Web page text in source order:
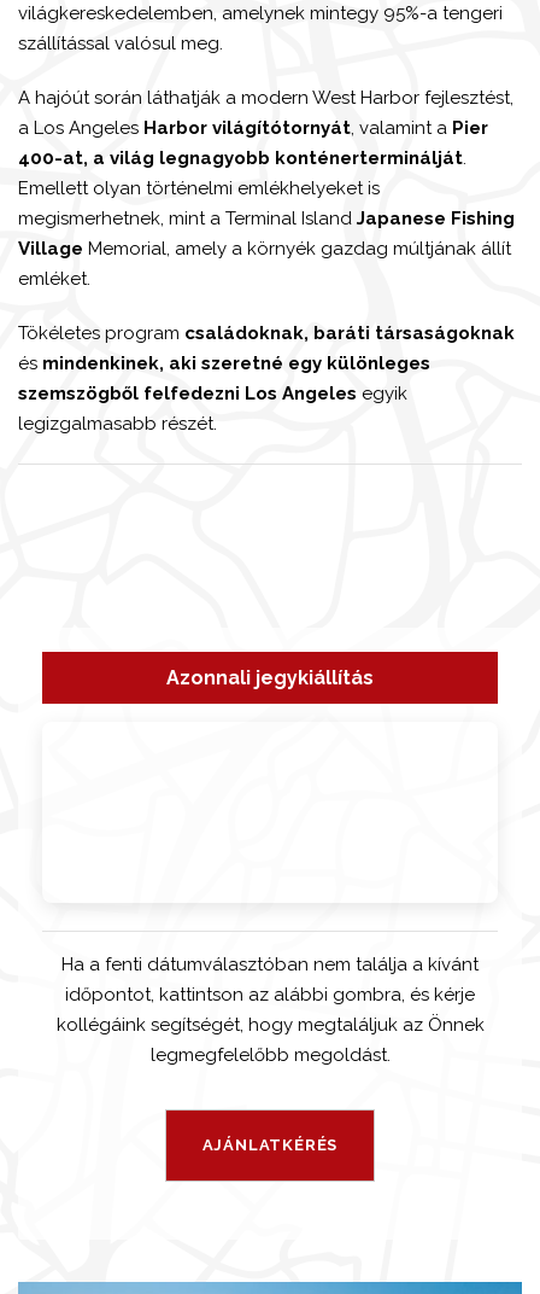
Azonnali jegykiállítás
Ha a fenti dátumválasztóban nem találja a kívánt
időpontot, kattintson az alábbi gombra, és kérje
kollégáink segítségét, hogy megtaláljuk az Önnek
legmegfelelőbb megoldást.
világkereskedelemben, amelynek mintegy 95%-a tengeri
szállítással valósul meg.
A hajóút során láthatják a modern West Harbor fejlesztést,
a Los Angeles Harbor világítótornyát , valamint a Pier
400-at, a világ legnagyobb konténerterminálját
Emellett olyan történelmi emlékhelyeket is
megismerhetnek, mint a Terminal Island Japanese Fishing
Village Memorial, amely a környék gazdag múltjának állít
emléket.
Tökéletes program családoknak, baráti társaságoknak
és mindenkinek, aki szeretné egy különleges
szemszögből felfedezni Los Angeles egyik
legizgalmasabb részét.